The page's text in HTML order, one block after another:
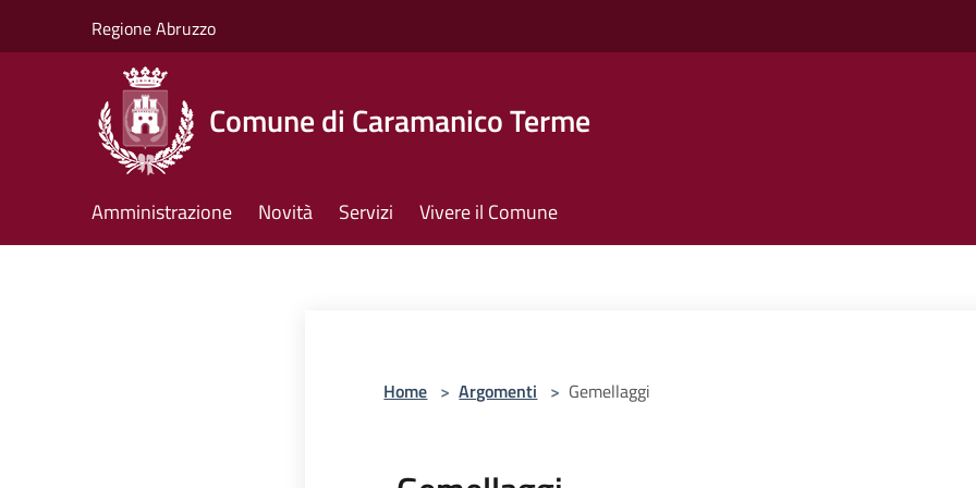
Regione Abruzzo
Comune di Caramanico Terme
Amministrazione Novità Servizi Vivere il Comune
Home > Argomenti > Gemellaggi